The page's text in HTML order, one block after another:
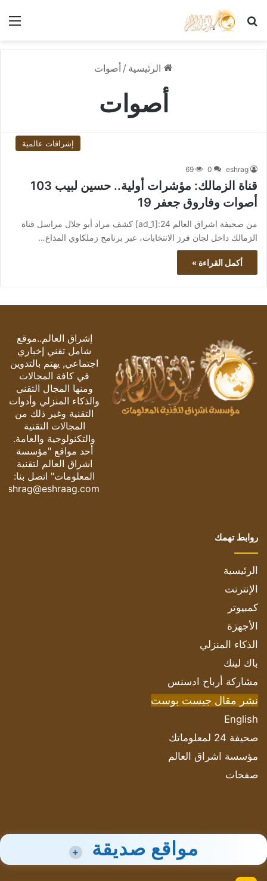
بحث عن
الرئيسية / أصوات
أصوات
إشراقات عالمية
eshrag
0
69
قناة الزمالك: مؤشرات أولية.. حسين لبيب 103
أصوات وفاروق جعفر 19
من صحيفة اشراق العالم 24:[ad_1] كشف مراد أبو جلال مراسل قناة
الزمالك داخل لجان فرز الانتخابات، عبر برنامج زملكاوي المذاع…
أكمل القراءة »
إشراق العالم..موقع
شامل تقني إخباري
اجتماعي, يهتم بالتدوين
في كافة المجالات
ومنها المجال التقني
والذكاء المنزلي وأدوات
التقنية وغير ذلك من
المجالات التقنية
والتكنولوجية والعامة.
أحد مواقع "مؤسسة
اشراق العالم لتقنية
المعلومات" اتصل بنا:
eshrag@eshraag.com
روابط تهمك
الرئيسية
الإنترنت
كمبيوتر
الأجهزة
الذكاء المنزلي
باك لينك
مشاركة أرباح ادسنس
نشر مقال جيست بوست
English
صحيفة 24 لمعلوماتك
مؤسسة اشراق العالم
صفحات
مواقع صديقة +